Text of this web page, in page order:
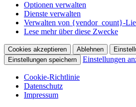
Optionen verwalten
Dienste verwalten
Verwalten von {vendor_count}-
Lese mehr über diese Zwecke
Cookies akzeptieren Ablehnen
Einstellungen speichern
Einstellungen
Cookie-Richtlinie
Datenschutz
Impressum